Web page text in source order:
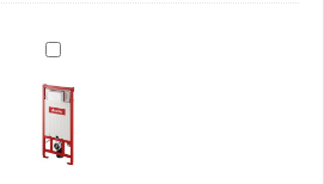
Ravak
Ii
Fal
Mögé